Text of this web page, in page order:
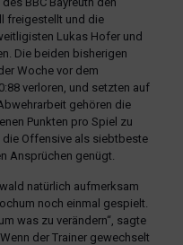
freigestellt und die
Lukas Hofer und
Die beiden bisherigen
Woche vor dem
verloren, und setzten auf
gehören die
Punkten pro Spiel zu
die Offensive als siebtbeste
Ansprüchen genügt.
natürlich aufmerksam
noch einmal gespielt.
was zu verändern“, sagte
der Trainer gewechselt